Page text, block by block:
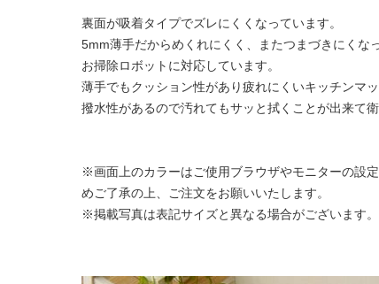
裏面が吸着タイプでズレにくくなっています。
5mm薄手だからめくれにくく、またつまづきにくな
お掃除ロボットに対応しています。
薄手でもクッション性があり疲れにくいキッチンマッ
撥水性があるので汚れてもサッと拭くことが出来て衛
※画面上のカラーはご使用ブラウザやモニターの設
めご了承の上、ご注文をお願いいたします。
※掲載写真は表記サイズと異なる場合がございます。